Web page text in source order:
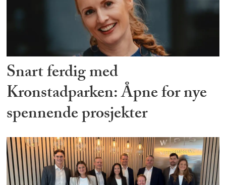
Snart ferdig med
Kronstadparken: Åpne for nye
spennende prosjekter